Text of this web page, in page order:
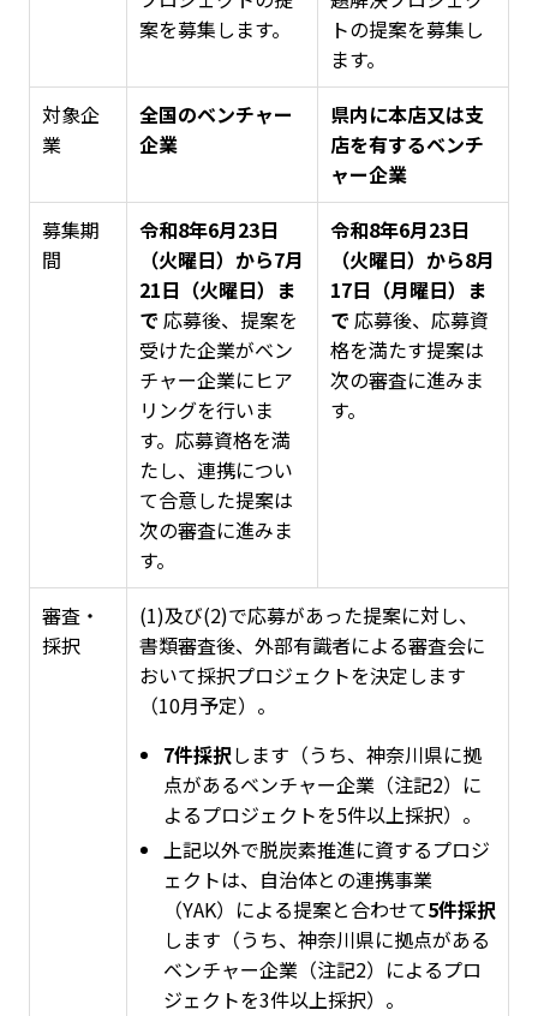
案を募集します。
トの提案を募集し
ます。
対象企
業
全国のベンチャー
企業
県内に本店又は支
店を有するベンチ
ャー企業
募集期
間
令和8年6月23日
（火曜日）から7月
21日（火曜日）ま
で 応募後、提案を
受けた企業がベン
チャー企業にヒア
リングを行いま
す。応募資格を満
たし、連携につい
て合意した提案は
次の審査に進みま
す。
令和8年6月23日
（火曜日）から8月
17日（月曜日）ま
で 応募後、応募資
格を満たす提案は
次の審査に進みま
す。
審査・
採択
(1)及び(2)で応募があった提案に対し、
書類審査後、外部有識者による審査会に
おいて採択プロジェクトを決定します
（10月予定）。
7件採択します（うち、神奈川県に拠
点があるベンチャー企業（注記2）に
よるプロジェクトを5件以上採択）。
上記以外で脱炭素推進に資するプロジ
ェクトは、自治体との連携事業
（YAK）による提案と合わせて5件採択
します（うち、神奈川県に拠点がある
ベンチャー企業（注記2）によるプロ
ジェクトを3件以上採択）。